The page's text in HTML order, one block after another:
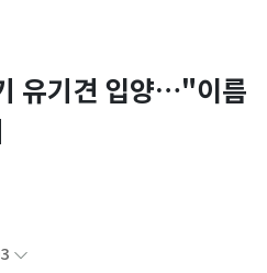
유기견 입양…"이름